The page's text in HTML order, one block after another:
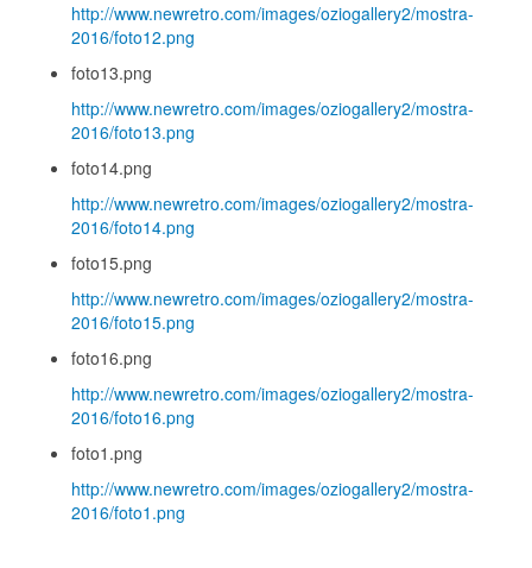
http://www.newretro.com/images/oziogallery2/mostra-
2016/foto12.png
foto13.png
http://www.newretro.com/images/oziogallery2/mostra-
2016/foto13.png
foto14.png
http://www.newretro.com/images/oziogallery2/mostra-
2016/foto14.png
foto15.png
http://www.newretro.com/images/oziogallery2/mostra-
2016/foto15.png
foto16.png
http://www.newretro.com/images/oziogallery2/mostra-
2016/foto16.png
foto1.png
http://www.newretro.com/images/oziogallery2/mostra-
2016/foto1.png